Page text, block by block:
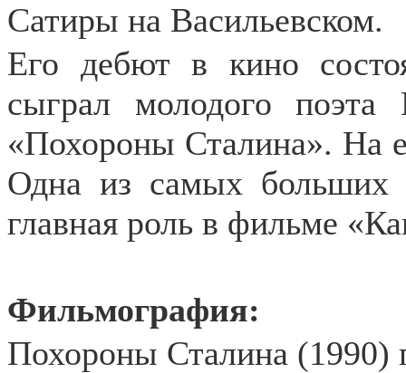
Сатиры на Васильевском.
Его дебют в кино
сыграл молодого поэта
«Похороны Сталина». На
Одна из самых больших
главная роль в фильме
Фильмография:
Похороны Сталина (1990)